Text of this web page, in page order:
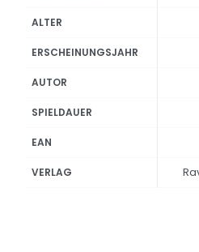
ALTER
ERSCHEINUNGSJAHR
AUTOR
SPIELDAUER
EAN
VERLAG